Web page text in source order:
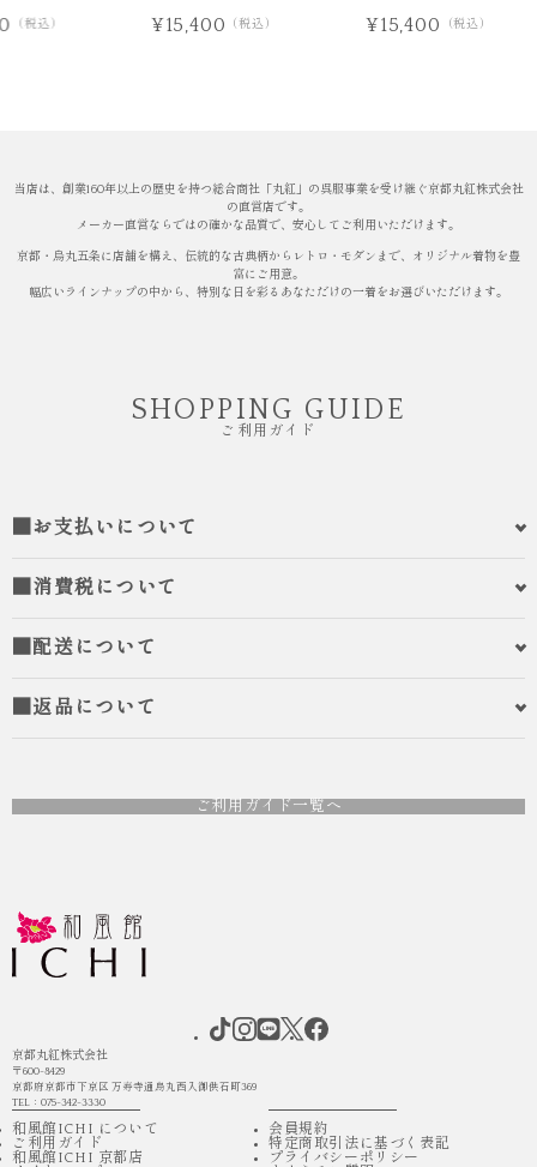
（税込） ¥15,400 （税込） ¥15,400 （税込）
当店は、創業160年以上の歴史を持つ総合商社「丸紅」の呉服事業を受け継ぐ京都丸紅株式会社
の直営店です。
メーカー直営ならではの確かな品質で、安心してご利用いただけます。
京都・烏丸五条に店舗を構え、伝統的な古典柄からレトロ・モダンまで、オリジナル着物を豊
富にご用意。
幅広いラインナップの中から、特別な日を彩るあなただけの一着をお選びいただけます。
SHOPPING GUIDE
ご利用ガイド
■お支払いについて
■消費税について
■配送について
■返品について
ご利用ガイド一覧へ
京都丸紅株式会社
〒600-8429
京都府京都市下京区 万寿寺通烏丸西入御供石町369
TEL：075-342-3330
和風館ICHI について
ご利用ガイド
和風館ICHI 京都店
会員規約
特定商取引法に基づく表記
プライバシーポリシー